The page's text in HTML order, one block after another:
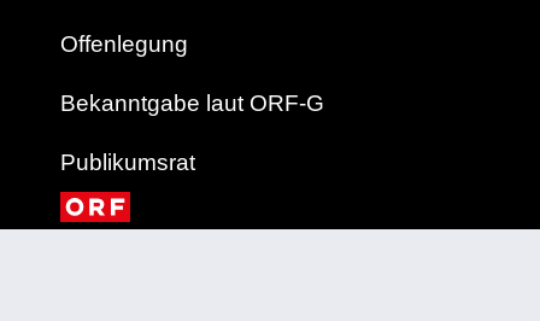
Offenlegung
Bekanntgabe laut ORF-G
Publikumsrat